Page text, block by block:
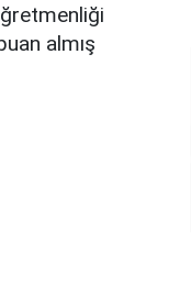
almış